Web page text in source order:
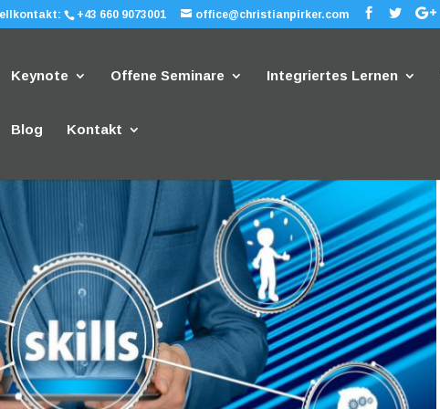
+43 660 9073001 office@christianpirker.com
Keynote Offene Seminare Integriertes Lernen
Blog Kontakt